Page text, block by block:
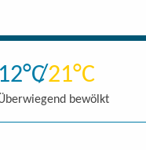
12 21
bewölkt